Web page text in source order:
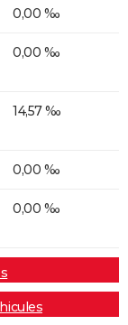
0,00 ‰
0,00 ‰
14,57 ‰
0,00 ‰
0,00 ‰